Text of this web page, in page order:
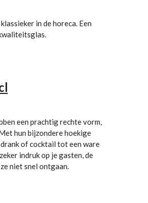
in de horeca. Een
een prachtig rechte vorm,
hun bijzondere hoekige
of cocktail tot een ware
indruk op je gasten, de
niet snel ontgaan.